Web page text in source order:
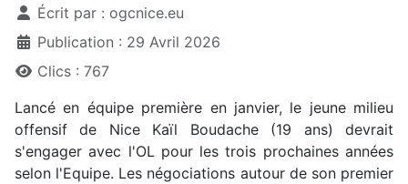
Écrit par : ogcnice.eu
Publication : 29 Avril 2026
Clics : 767
Lancé en équipe première en janvier, le jeune milieu
offensif de Nice Kaïl Boudache (19 ans) devrait
s'engager avec l'OL pour les trois prochaines années
selon l'Equipe. Les négociations autour de son premier